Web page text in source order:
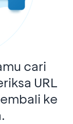
cari
URL
ke